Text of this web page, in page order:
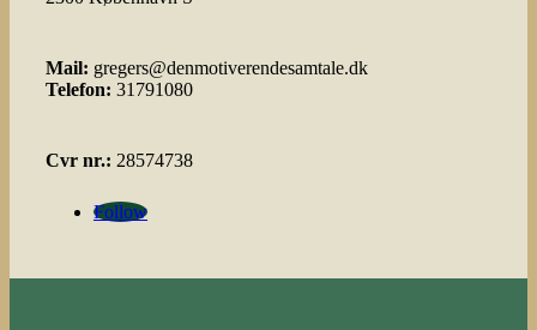
Mail: gregers@denmotiverendesamtale.dk
Telefon: 31791080
Cvr nr.: 28574738
Follow